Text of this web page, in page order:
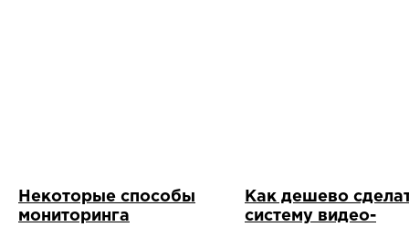
Некоторые способы
мониторинга
Как дешево
систему видео-